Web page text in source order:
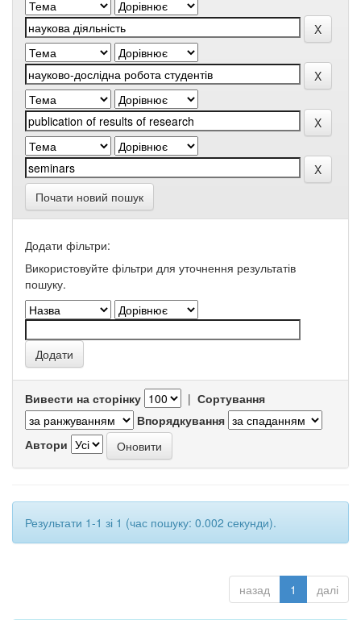
Почати новий пошук
Додати фільтри:
Використовуйте фільтри для уточнення результатів
пошуку.
Вивести на сторінку | Сортування
Впорядкування
Автори
Результати 1-1 зі 1 (час пошуку: 0.002 секунди).
назад 1 далі